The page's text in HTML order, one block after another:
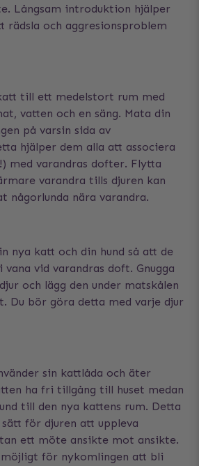
Långsam introduktion hjälper
och aggresionsproblem
till ett medelstort rum med
vatten och en säng. Mata din
på varsin sida av
hjälper dem alla att associera
med varandras dofter. Flytta
varandra tills djuren kan
någorlunda nära varandra.
nya katt och din hund så att de
vana vid varandras doft. Gnugga
och lägg den under matskålen
Du bör göra detta med varje djur
sin kattlåda och äter
ha fri tillgång till huset medan
till den nya kattens rum. Detta
för djuren att uppleva
ett möte ansikte mot ansikte.
för nykomlingen att bli